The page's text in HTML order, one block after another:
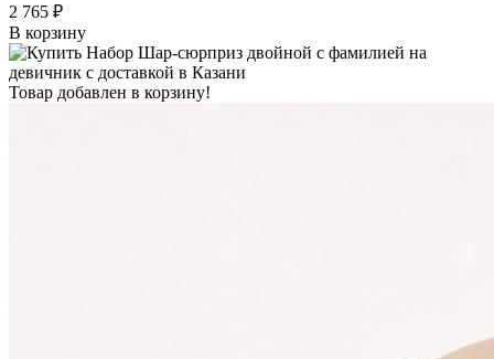
2 765 ₽
В корзину
Товар добавлен в корзину!